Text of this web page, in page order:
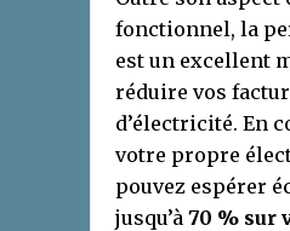
fonctionnel, la
est un excellent
réduire vos
d’électricité. En
votre propre
pouvez espérer
jusqu’à 70 % sur